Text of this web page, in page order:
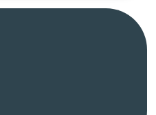
специалистами в
требованиями и
платформе онлайн-
свои
в удобном формате